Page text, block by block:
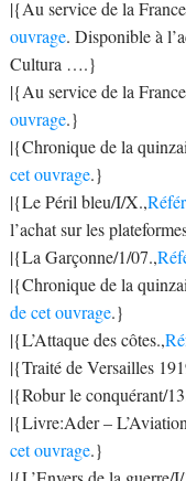
|{Au service de la
ouvrage. Disponible à
Cultura ….}
|{Au service de la
ouvrage.}
|{Chronique de la
cet ouvrage.}
|{Le Péril bleu/I/X.,
l’achat sur les
|{La Garçonne/1/07.,
|{Chronique de la
de cet ouvrage.}
|{L’Attaque des côtes.,
|{Traité de Versailles
|{Robur le conquérant/
|{Livre:Ader –
cet ouvrage.}